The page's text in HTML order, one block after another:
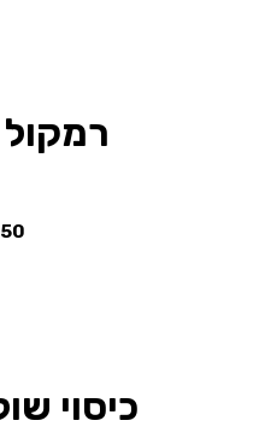
50
כיסוי